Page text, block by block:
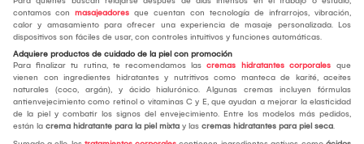
contamos con masajeadores que cuentan con tecnología de infrarrojos, vibración,
calor y amasamiento para ofrecer una experiencia de masaje personalizada. Los
dispositivos son fáciles de usar, con controles intuitivos y funciones automáticas.
Adquiere productos de cuidado de la piel con promoción
Para finalizar tu rutina, te recomendamos las cremas hidratantes corporales que
vienen con ingredientes hidratantes y nutritivos como manteca de karité, aceites
naturales (coco, argán), y ácido hialurónico. Algunas cremas incluyen fórmulas
antienvejecimiento como retinol o vitaminas C y E, que ayudan a mejorar la elasticidad
de la piel y combatir los signos del envejecimiento. Entre los modelos más pedidos,
están la crema hidratante para la piel mixta y las cremas hidratantes para piel seca.